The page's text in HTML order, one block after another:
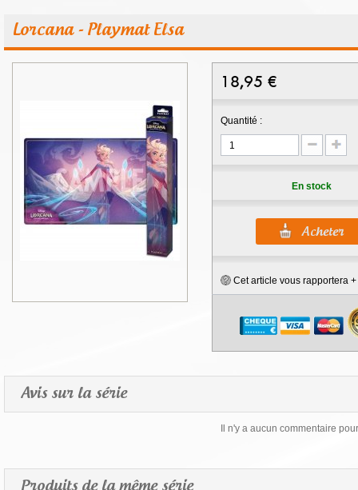
Lorcana - Playmat Elsa
18,95 €
Quantité :
En stock
Cet article vous rapportera +
Avis sur la série
Il n'y a aucun commentaire
Produits de la même série